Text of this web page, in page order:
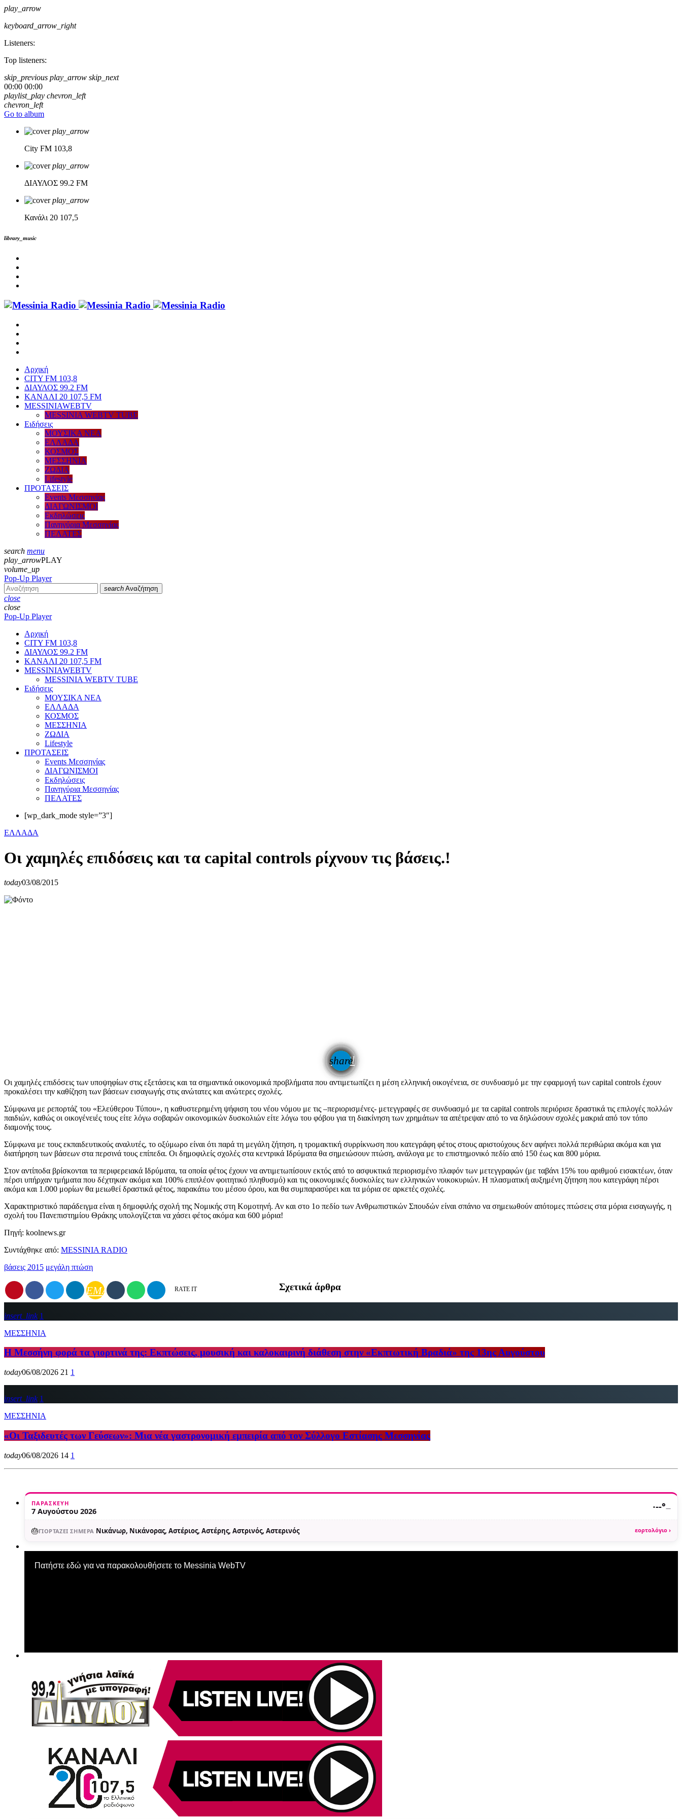
play_arrow
keyboard_arrow_right
Listeners:
Top listeners:
skip_previous play_arrow skip_next
00:00 00:00
playlist_play chevron_left
chevron_left
Go to album
play_arrow
City FM 103,8
play_arrow
ΔΙΑΥΛΟΣ 99.2 FM
play_arrow
Κανάλι 20 107,5
library_music
Αρχική
CITY FM 103,8
ΔΙΑΥΛΟΣ 99.2 FM
ΚΑΝΑΛΙ 20 107,5 FM
MESSINIAWEBTV
MESSINIA WEBTV TUBE
Eιδήσεις
ΜΟΥΣΙΚΑ ΝΕΑ
ΕΛΛΑΔΑ
ΚΟΣΜΟΣ
ΜΕΣΣΗΝΙΑ
ΖΩΔΙΑ
Lifestyle
ΠΡΟΤΑΣΕΙΣ
Events Μεσσηνίας
ΔΙΑΓΩΝΙΣΜΟΙ
Εκδηλώσεις
Πανηγύρια Μεσσηνίας
ΠΕΛΑΤΕΣ
search menu
play_arrowPLAY
volume_up
Pop-Up Player
search Αναζήτηση
close
close
Pop-Up Player
Αρχική
CITY FM 103,8
ΔΙΑΥΛΟΣ 99.2 FM
ΚΑΝΑΛΙ 20 107,5 FM
MESSINIAWEBTV
MESSINIA WEBTV TUBE
Eιδήσεις
ΜΟΥΣΙΚΑ ΝΕΑ
ΕΛΛΑΔΑ
ΚΟΣΜΟΣ
ΜΕΣΣΗΝΙΑ
ΖΩΔΙΑ
Lifestyle
ΠΡΟΤΑΣΕΙΣ
Events Μεσσηνίας
ΔΙΑΓΩΝΙΣΜΟΙ
Εκδηλώσεις
Πανηγύρια Μεσσηνίας
ΠΕΛΑΤΕΣ
[wp_dark_mode style=”3″]
ΕΛΛΑΔΑ
Οι χαμηλές επιδόσεις και τα capital controls ρίχνουν τις βάσεις.!
today03/08/2015
share
email
Οι χαμηλές επιδόσεις των υποψηφίων στις εξετάσεις και τα σημαντικά οικονομικά προβλήματα που αντιμετωπίζει η μέση ελληνική οικογένεια, σε συνδυασμό με την εφαρμογή των capital controls έχουν
προκαλέσει την καθίζηση των βάσεων εισαγωγής στις ανώτατες και ανώτερες σχολές.
Σύμφωνα με ρεπορτάζ του «Ελεύθερου Τύπου», η καθυστερημένη ψήφιση του νέου νόμου με τις –περιορισμένες- μετεγγραφές σε συνδυασμό με τα capital controls περιόρισε δραστικά τις επιλογές πολλών
παιδιών, καθώς οι οικογένειές τους είτε λόγω σοβαρών οικονομικών δυσκολιών είτε λόγω του φόβου για τη διακίνηση των χρημάτων τα απέτρεψαν από το να δηλώσουν σχολές μακριά από τον τόπο
διαμονής τους.
Σύμφωνα με τους εκπαιδευτικούς αναλυτές, το οξύμωρο είναι ότι παρά τη μεγάλη ζήτηση, η τρομακτική συρρίκνωση που κατεγράφη φέτος στους αριστούχους δεν αφήνει πολλά περιθώρια ακόμα και για
διατήρηση των βάσεων στα περσινά τους επίπεδα. Οι δημοφιλείς σχολές στα κεντρικά Ιδρύματα θα σημειώσουν πτώση, ανάλογα με το επιστημονικό πεδίο από 150 έως και 800 μόρια.
Στον αντίποδα βρίσκονται τα περιφερειακά Ιδρύματα, τα οποία φέτος έχουν να αντιμετωπίσουν εκτός από το ασφυκτικά περιορισμένο πλαφόν των μετεγγραφών (με ταβάνι 15% του αριθμού εισακτέων, όταν
πέρσι υπήρχαν τμήματα που δέχτηκαν ακόμα και 100% επιπλέον φοιτητικό πληθυσμό) και τις οικονομικές δυσκολίες των ελληνικών νοικοκυριών. Η πλασματική αυξημένη ζήτηση που κατεγράφη πέρσι
ακόμα και 1.000 μορίων θα μειωθεί δραστικά φέτος, παρακάτω του μέσου όρου, και θα συμπαρασύρει και τα μόρια σε αρκετές σχολές.
Χαρακτηριστικό παράδειγμα είναι η δημοφιλής σχολή της Νομικής στη Κομοτηνή. Αν και στο 1ο πεδίο των Ανθρωπιστικών Σπουδών είναι σπάνιο να σημειωθούν απότομες πτώσεις στα μόρια εισαγωγής, η
σχολή του Πανεπιστημίου Θράκης υπολογίζεται να χάσει φέτος ακόμα και 600 μόρια!
Πηγή: koolnews.gr
Συντάχθηκε από: MESSINIA RADIO
βάσεις 2015 μεγάλη πτώση
EMAIL RATE IT Σχετικά άρθρα
insert_link 1
ΜΕΣΣΗΝΙΑ
Η Μεσσήνη φορά τα γιορτινά της: Εκπτώσεις, μουσική και καλοκαιρινή διάθεση στην «Εκπτωτική Βραδιά» της 13ης Αυγούστου
today06/08/2026 21 1
insert_link 1
ΜΕΣΣΗΝΙΑ
«Οι Ταξιδευτές των Γεύσεων»: Μια νέα γαστρονομική εμπειρία από τον Σύλλογο Εστίασης Μεσσηνίας
today06/08/2026 14 1
ΠΑΡΑΣΚΕΥΉ
7 Αυγούστου 2026 ·--°—
🎂ΓΙΟΡΤΆΖΕΙ ΣΉΜΕΡΑ Νικάνωρ, Νικάνορας, Αστέριος, Αστέρης, Αστρινός, Αστερινός εορτολόγιο ›
Πατήστε εδώ για να παρακολουθήσετε το Messinia WebTV